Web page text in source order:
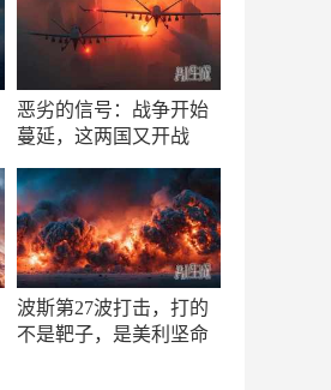
恶劣的信号：战争开始
蔓延，这两国又开战
波斯第27波打击，打的
不是靶子，是美利坚命